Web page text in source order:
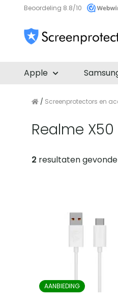
Beoordeling 8.8/10
Apple
/ Screenprotectors en
Realme X50
Producten
2 resultaten
AANBIEDING